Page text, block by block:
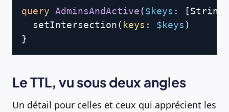
query AdminsAndActive($keys : [String
setIntersection( keys : $keys )
}
Copy
Le TTL, vu sous deux angles
Un détail pour celles et ceux qui apprécient les